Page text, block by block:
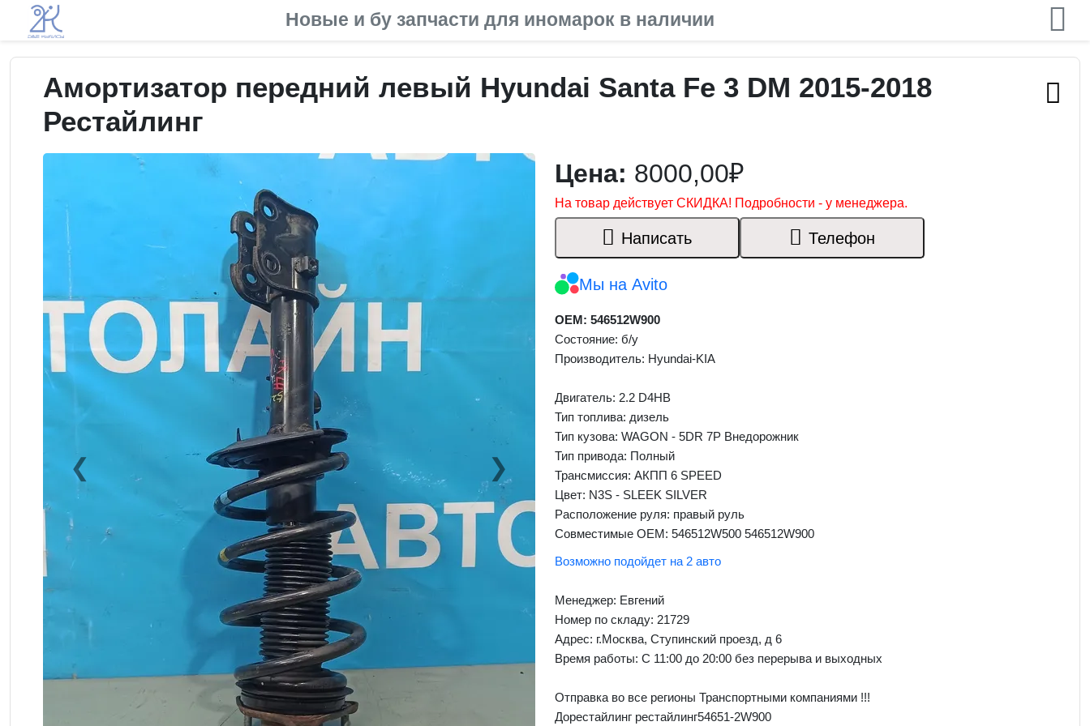
Новые и бу запчасти для иномарок в наличии
Амортизатор передний левый Hyundai Santa Fe 3 DM 2015-2018
Рестайлинг
❮Previous ❯
Next
Цена: 8000,00₽
На товар действует СКИДКА! Подробности - у менеджера.
Написать Телефон
Мы на Avito
OEM: 546512W900
Состояние: б/у
Производитель: Hyundai-KIA
Двигатель: 2.2 D4HB
Тип топлива: дизель
Тип кузова: WAGON - 5DR 7P Внедорожник
Тип привода: Полный
Трансмиссия: AКПП 6 SPEED
Цвет: N3S - SLEEK SILVER
Расположение руля: правый руль
Совместимые OEM: 546512W500 546512W900
Возможно подойдет на 2 авто
Менеджер: Евгений
Номер по складу: 21729
Адрес: г.Москва, Ступинский проезд, д 6
Время работы: С 11:00 до 20:00 без перерыва и выходных
Отправка во все регионы Транспортными компаниями !!!
Дорестайлинг рестайлинг54651-2W900